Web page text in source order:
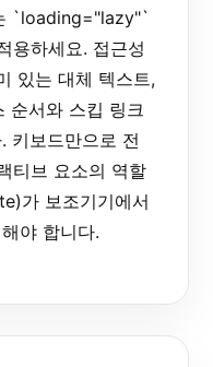
`loading="lazy"`
하세요. 접근성
있는 대체 텍스트,
순서와 스킵 링크
키보드만으로 전
티브 요소의 역할
가 보조기기에서
야 합니다.